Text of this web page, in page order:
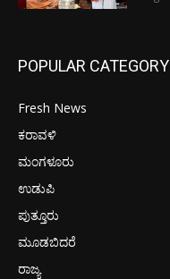
POPULAR CATEGORY
Fresh News
ಕರಾವಳಿ
ಮಂಗಳೂರು
ಉಡುಪಿ
ಪುತ್ತೂರು
ಮೂಡಬಿದರೆ
ರಾಜ್ಯ